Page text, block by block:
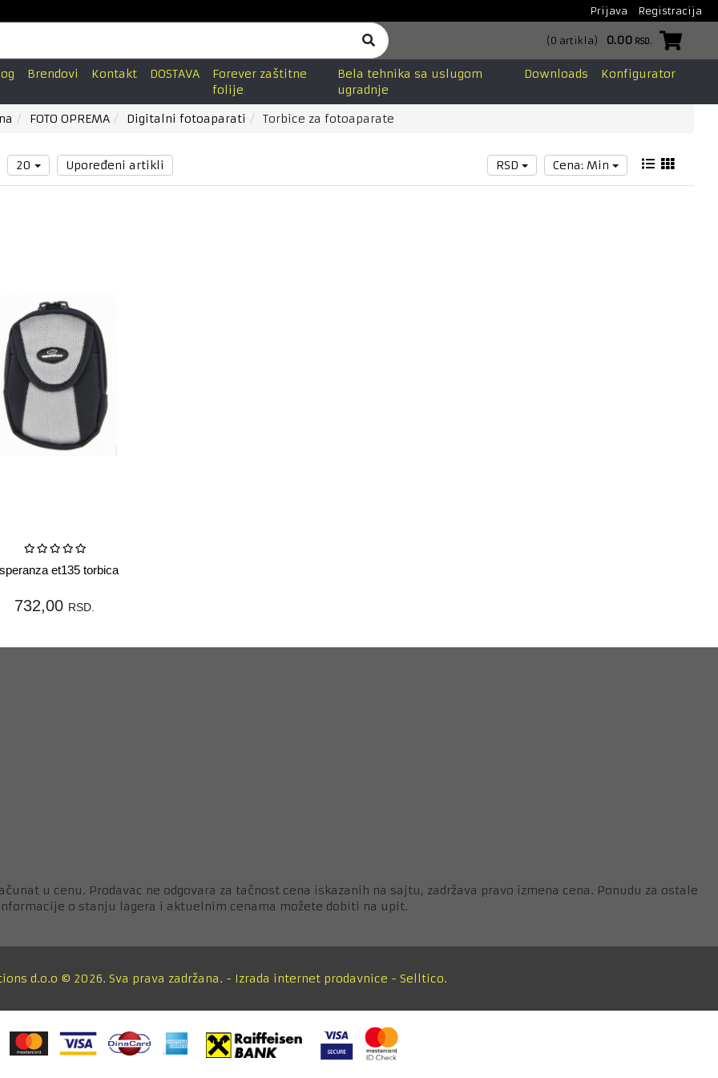
Prijava Registracija
( 0 artikla ) 0.00 RSD.
Brendovi Kontakt DOSTAVA
Forever zaštitne
folije
Bela tehnika sa uslugom
ugradnje
Downloads Konfigurator
FOTO OPREMA Digitalni fotoaparati Torbice za fotoaparate
20 Upoređeni artikli RSD Cena: Min
et135 torbica
732,00 RSD.
u cenu. Prodavac ne odgovara za tačnost cena iskazanih na sajtu, zadržava pravo izmena cena. Ponudu za ostale
o stanju lagera i aktuelnim cenama možete dobiti na upit.
d.o.o © 2026. Sva prava zadržana. - Izrada internet prodavnice - Selltico.